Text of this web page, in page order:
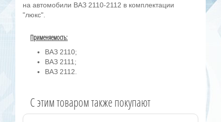
на автомобили ВАЗ 2110-2112 в комплектации
"люкс".
Применяемость:
ВАЗ 2110;
ВАЗ 2111;
ВАЗ 2112.
C этим товаром также покупают